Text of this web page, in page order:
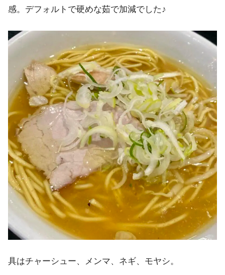
感。デフォルトで硬めな茹で加減でした♪
具はチャーシュー、メンマ、ネギ、モヤシ。